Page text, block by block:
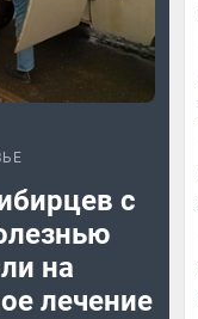
с
на
лечение